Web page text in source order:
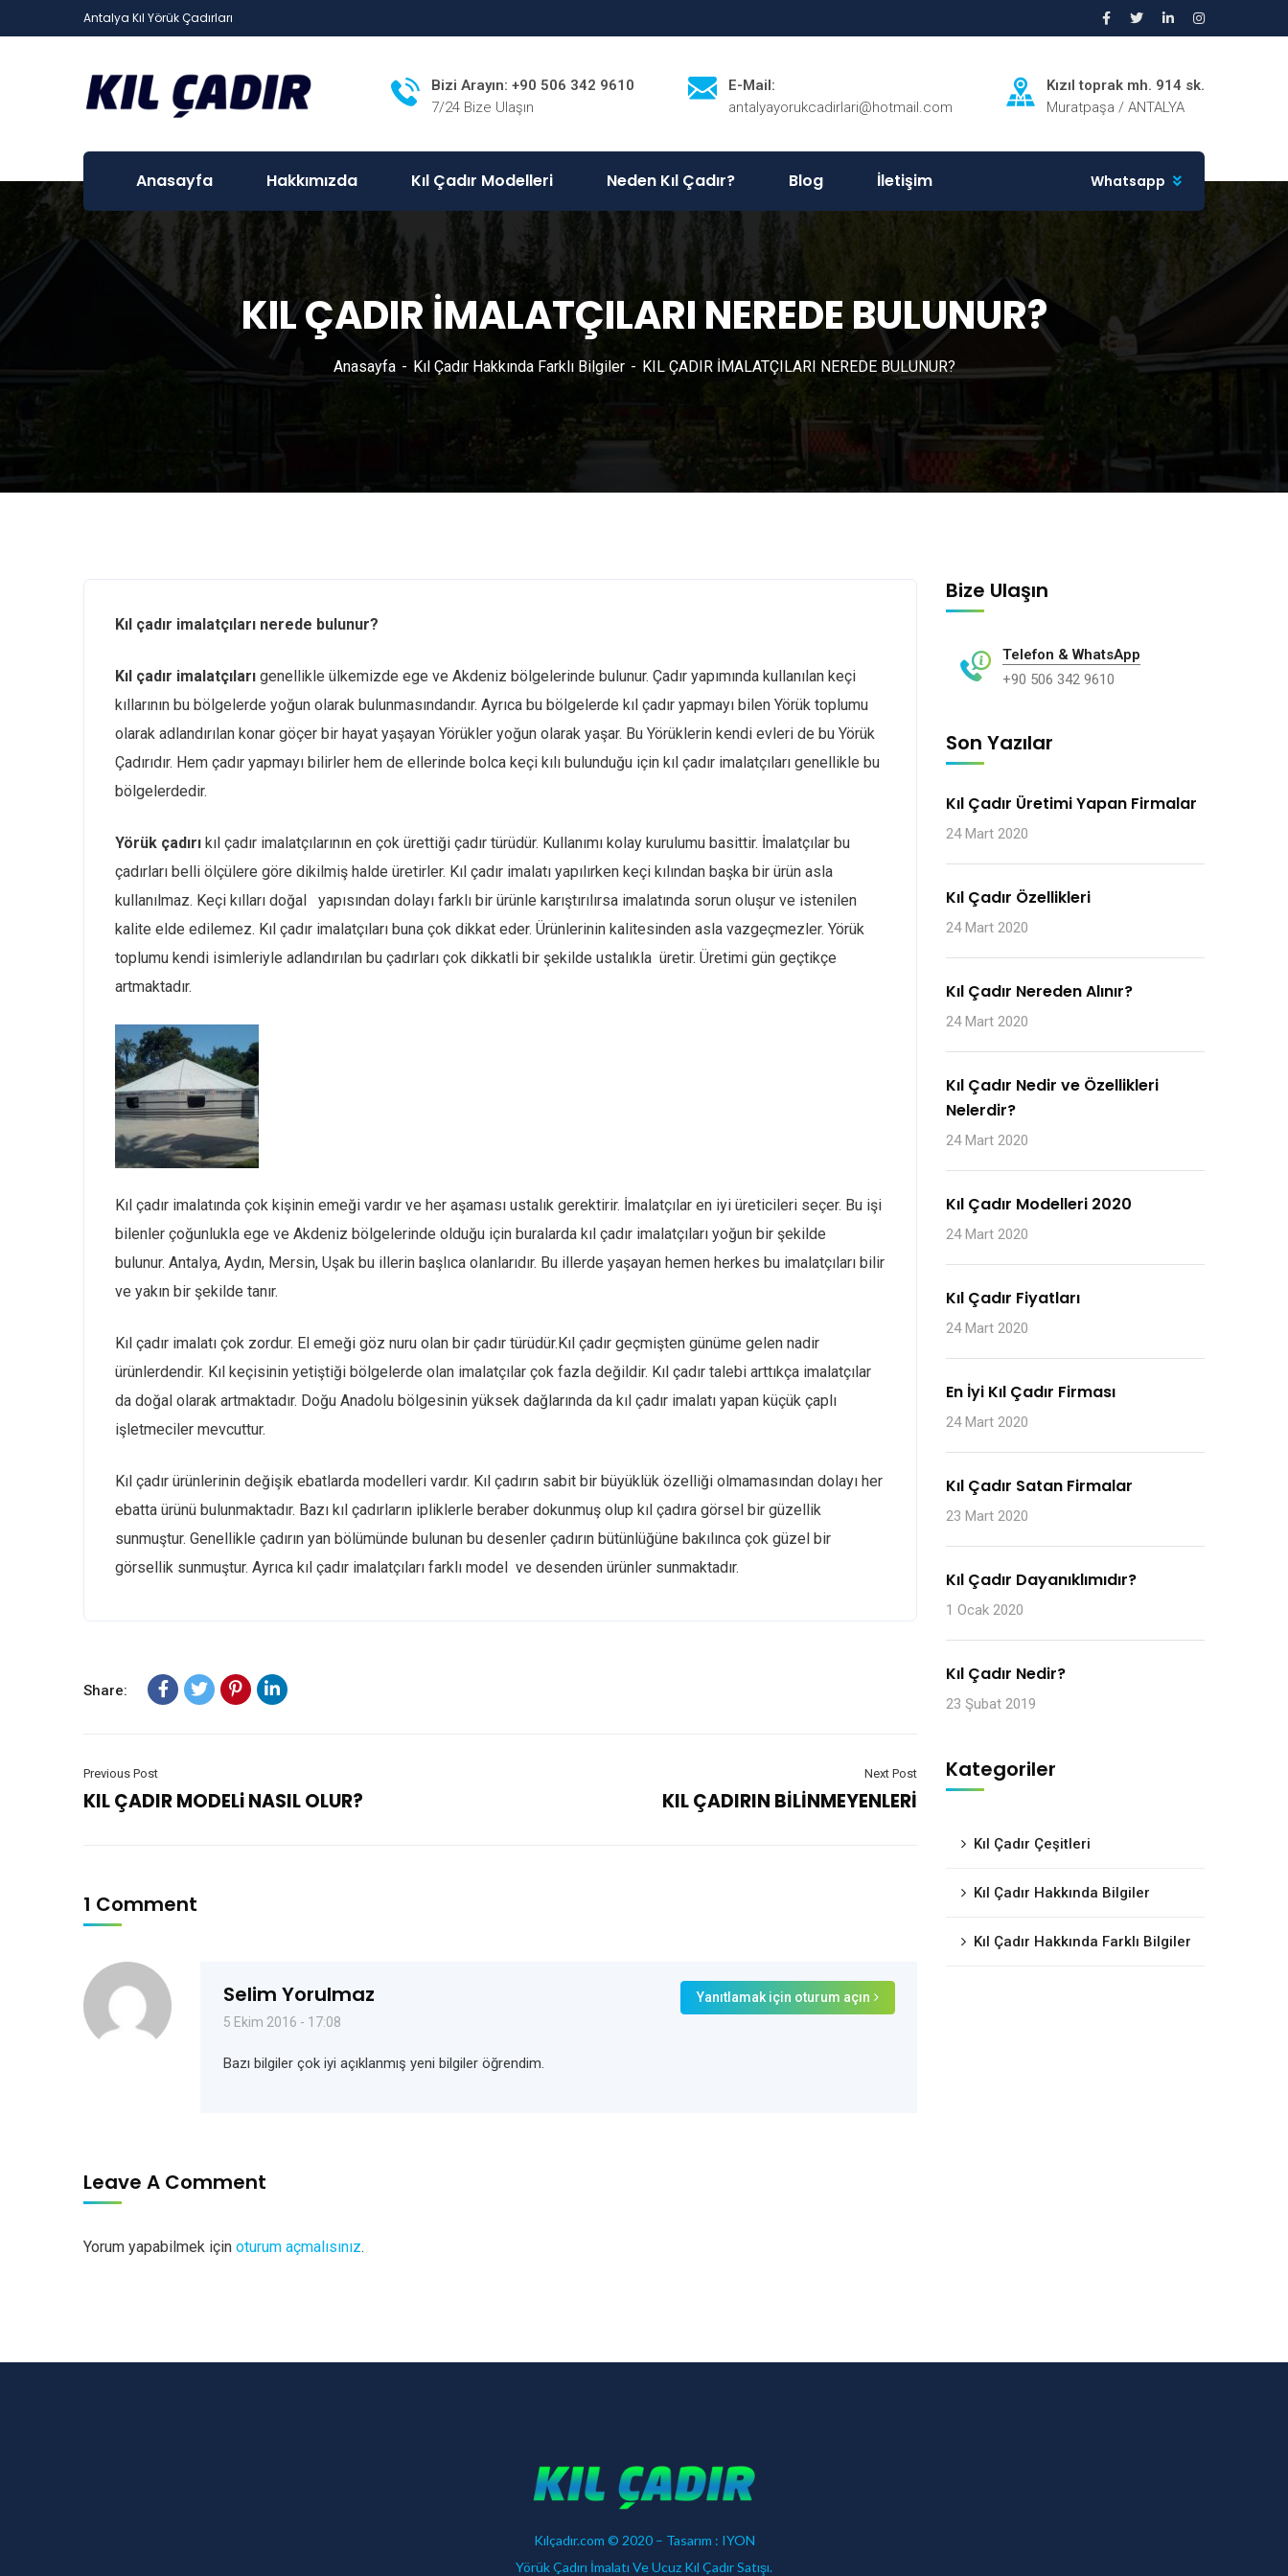
Antalya Kıl Yörük Çadırları
Bizi Arayın: +90 506 342 9610
7/24 Bize Ulaşın
E-Mail:
antalyayorukcadirlari@hotmail.com
Kızıl toprak mh. 914 sk.
Muratpaşa / ANTALYA
Anasayfa Hakkımızda Kıl Çadır Modelleri Neden Kıl Çadır? Blog İletişim Whatsapp
KIL ÇADIR İMALATÇILARI NEREDE BULUNUR?
Anasayfa Kıl Çadır Hakkında Farklı Bilgiler KIL ÇADIR İMALATÇILARI NEREDE BULUNUR?
Kıl çadır imalatçıları nerede bulunur?
Kıl çadır imalatçıları genellikle ülkemizde ege ve Akdeniz bölgelerinde bulunur. Çadır yapımında kullanılan keçi
kıllarının bu bölgelerde yoğun olarak bulunmasındandır. Ayrıca bu bölgelerde kıl çadır yapmayı bilen Yörük toplumu
olarak adlandırılan konar göçer bir hayat yaşayan Yörükler yoğun olarak yaşar. Bu Yörüklerin kendi evleri de bu Yörük
Çadırıdır. Hem çadır yapmayı bilirler hem de ellerinde bolca keçi kılı bulunduğu için kıl çadır imalatçıları genellikle bu
bölgelerdedir.
Yörük çadırı kıl çadır imalatçılarının en çok ürettiği çadır türüdür. Kullanımı kolay kurulumu basittir. İmalatçılar bu
çadırları belli ölçülere göre dikilmiş halde üretirler. Kıl çadır imalatı yapılırken keçi kılından başka bir ürün asla
kullanılmaz. Keçi kılları doğal yapısından dolayı farklı bir ürünle karıştırılırsa imalatında sorun oluşur ve istenilen
kalite elde edilemez. Kıl çadır imalatçıları buna çok dikkat eder. Ürünlerinin kalitesinden asla vazgeçmezler. Yörük
toplumu kendi isimleriyle adlandırılan bu çadırları çok dikkatli bir şekilde ustalıkla üretir. Üretimi gün geçtikçe
artmaktadır.
Kıl çadır imalatında çok kişinin emeği vardır ve her aşaması ustalık gerektirir. İmalatçılar en iyi üreticileri seçer. Bu işi
bilenler çoğunlukla ege ve Akdeniz bölgelerinde olduğu için buralarda kıl çadır imalatçıları yoğun bir şekilde
bulunur. Antalya, Aydın, Mersin, Uşak bu illerin başlıca olanlarıdır. Bu illerde yaşayan hemen herkes bu imalatçıları bilir
ve yakın bir şekilde tanır.
Kıl çadır imalatı çok zordur. El emeği göz nuru olan bir çadır türüdür.Kıl çadır geçmişten günüme gelen nadir
ürünlerdendir. Kıl keçisinin yetiştiği bölgelerde olan imalatçılar çok fazla değildir. Kıl çadır talebi arttıkça imalatçılar
da doğal olarak artmaktadır. Doğu Anadolu bölgesinin yüksek dağlarında da kıl çadır imalatı yapan küçük çaplı
işletmeciler mevcuttur.
Kıl çadır ürünlerinin değişik ebatlarda modelleri vardır. Kıl çadırın sabit bir büyüklük özelliği olmamasından dolayı her
ebatta ürünü bulunmaktadır. Bazı kıl çadırların ipliklerle beraber dokunmuş olup kıl çadıra görsel bir güzellik
sunmuştur. Genellikle çadırın yan bölümünde bulunan bu desenler çadırın bütünlüğüne bakılınca çok güzel bir
görsellik sunmuştur. Ayrıca kıl çadır imalatçıları farklı model ve desenden ürünler sunmaktadır.
Share:
Previous Post
KIL ÇADIR MODELi NASIL OLUR?
Next Post
KIL ÇADIRIN BİLİNMEYENLERİ
1 Comment
Selim Yorulmaz
5 Ekim 2016 - 17:08
Bazı bilgiler çok iyi açıklanmış yeni bilgiler öğrendim.
Yanıtlamak için oturum açın
Leave A Comment
Yorum yapabilmek için oturum açmalısınız.
Bize Ulaşın
Telefon & WhatsApp
+90 506 342 9610
Son Yazılar
Kıl Çadır Üretimi Yapan Firmalar
24 Mart 2020
Kıl Çadır Özellikleri
24 Mart 2020
Kıl Çadır Nereden Alınır?
24 Mart 2020
Kıl Çadır Nedir ve Özellikleri
Nelerdir?
24 Mart 2020
Kıl Çadır Modelleri 2020
24 Mart 2020
Kıl Çadır Fiyatları
24 Mart 2020
En İyi Kıl Çadır Firması
24 Mart 2020
Kıl Çadır Satan Firmalar
23 Mart 2020
Kıl Çadır Dayanıklımıdır?
1 Ocak 2020
Kıl Çadır Nedir?
23 Şubat 2019
Kategoriler
Kıl Çadır Çeşitleri
Kıl Çadır Hakkında Bilgiler
Kıl Çadır Hakkında Farklı Bilgiler
Kılçadır.com © 2020 – Tasarım : IYON
Yörük Çadırı İmalatı Ve Ucuz Kıl Çadır Satışı.